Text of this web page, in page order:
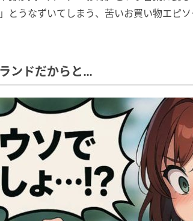
とうなずいてしまう、苦いお買い物エピソ
ンドだからと…